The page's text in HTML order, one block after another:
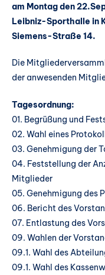
am Montag den
Leibniz-Sporthalle in
Siemens-Straße 14.
Die
der anwesenden
Tagesordnung:
01. Begrüßung und
02. Wahl eines
03. Genehmigung der
04. Feststellung der
Mitglieder
05. Genehmigung des
06. Bericht des
07. Entlastung des
09. Wahlen der
09.1. Wahl des
09.1. Wahl des